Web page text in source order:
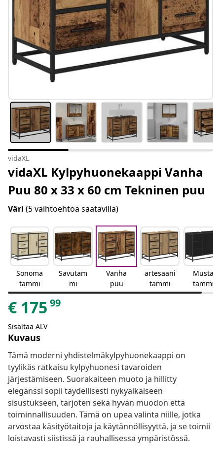
vidaXL
vidaXL Kylpyhuonekaappi Vanha
Puu 80 x 33 x 60 cm Tekninen puu
Väri (5 vaihtoehtoa saatavilla)
Sonoma
tammi
Savutam
mi
Vanha
puu
artesaani
tammi
Musta
tammi
€ 175 99
Sisältää ALV
Kuvaus
Tämä moderni yhdistelmäkylpyhuonekaappi on
tyylikäs ratkaisu kylpyhuonesi tavaroiden
järjestämiseen. Suorakaiteen muoto ja hillitty
eleganssi sopii täydellisesti nykyaikaiseen
sisustukseen, tarjoten sekä hyvän muodon että
toiminnallisuuden. Tämä on upea valinta niille, jotka
arvostaa käsityötaitoja ja käytännöllisyyttä, ja se toimii
loistavasti siistissä ja rauhallisessa ympäristössä.